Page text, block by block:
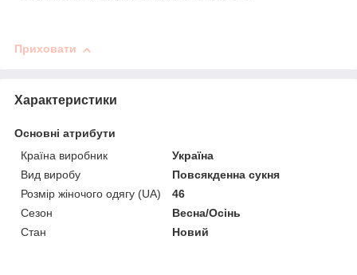
Приховати
Характеристики
Основні атрибути
Країна виробник
Україна
Вид виробу
Повсякденна сукня
Розмір жіночого одягу (UA)
46
Сезон
Весна/Осінь
Стан
Новий